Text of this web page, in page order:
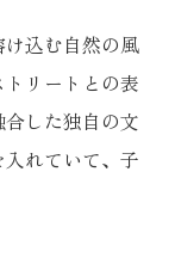
込む自然の風
リートとの表
した独自の文
れていて、子